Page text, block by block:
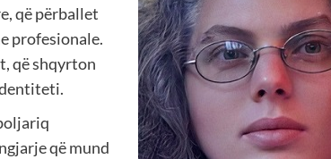
që përballet
profesionale.
që shqyrton
që mund